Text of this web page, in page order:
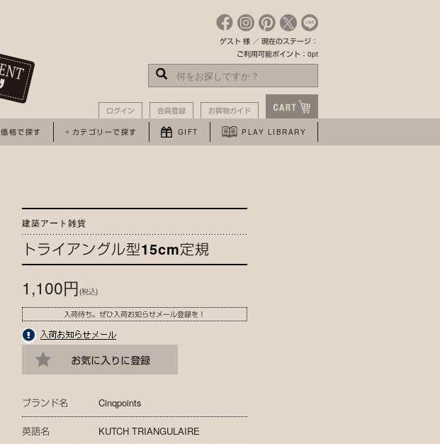
ゲスト 様 ／ 現在のステージ：
ご利用可能ポイント：0pt
ログイン 会員登録 お買物ガイド
価格で探す カテゴリーで探す GIFT PLAY LIBRARY
ブランド名 Cinqpoints
英語名 KUTCH TRIANGULAIRE
建築アート雑貨
トライアングル型15cm定規
1,100円(税込)
入荷待ち。ぜひ入荷お知らせメール登録を！